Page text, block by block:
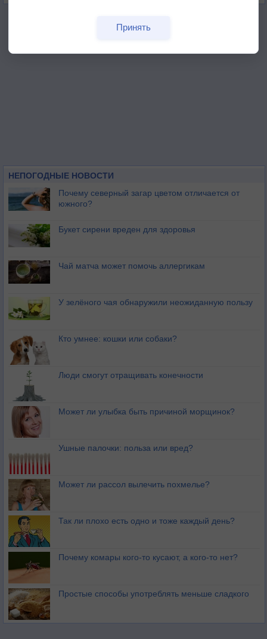
НЕПОГОДНЫЕ НОВОСТИ
Почему северный загар цветом отличается от
южного?
Букет сирени вреден для здоровья
Чай матча может помочь аллергикам
У зелёного чая обнаружили неожиданную пользу
Кто умнее: кошки или собаки?
Люди смогут отращивать конечности
Может ли улыбка быть причиной морщинок?
Ушные палочки: польза или вред?
Может ли рассол вылечить похмелье?
Так ли плохо есть одно и тоже каждый день?
Почему комары кого-то кусают, а кого-то нет?
Простые способы употреблять меньше сладкого
Принять